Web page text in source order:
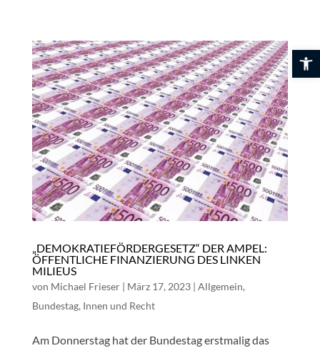
„DEMOKRATIEFÖRDERGESETZ“ DER AMPEL:
ÖFFENTLICHE FINANZIERUNG DES LINKEN
MILIEUS
von Michael Frieser| März 17, 2023| Allgemein,
Bundestag, Innen und Recht
Am Donnerstag hat der Bundestag erstmalig das